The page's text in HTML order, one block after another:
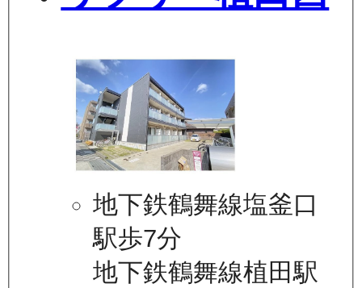
地下鉄鶴舞線塩釜口
駅歩7分
地下鉄鶴舞線植田駅